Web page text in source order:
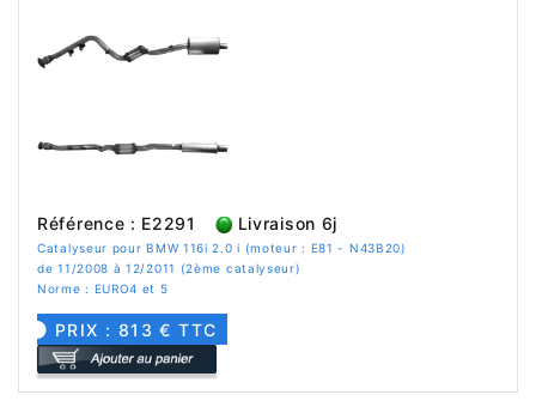
Référence : E2291 Livraison 6j
Catalyseur pour BMW 116i 2.0 i (moteur : E81 - N43B20)
de 11/2008 à 12/2011 (2ème catalyseur)
Norme : EURO4 et 5
PRIX : 813 € TTC